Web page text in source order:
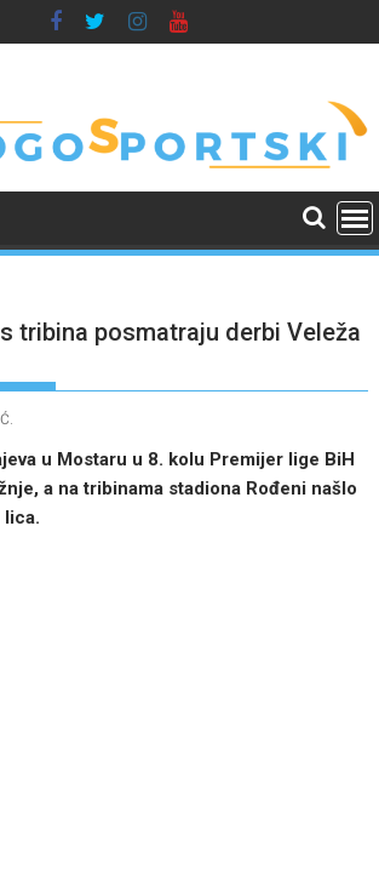
tribina posmatraju derbi Veleža
u Mostaru u 8. kolu Premijer lige BiH
a na tribinama stadiona Rođeni našlo
lica.